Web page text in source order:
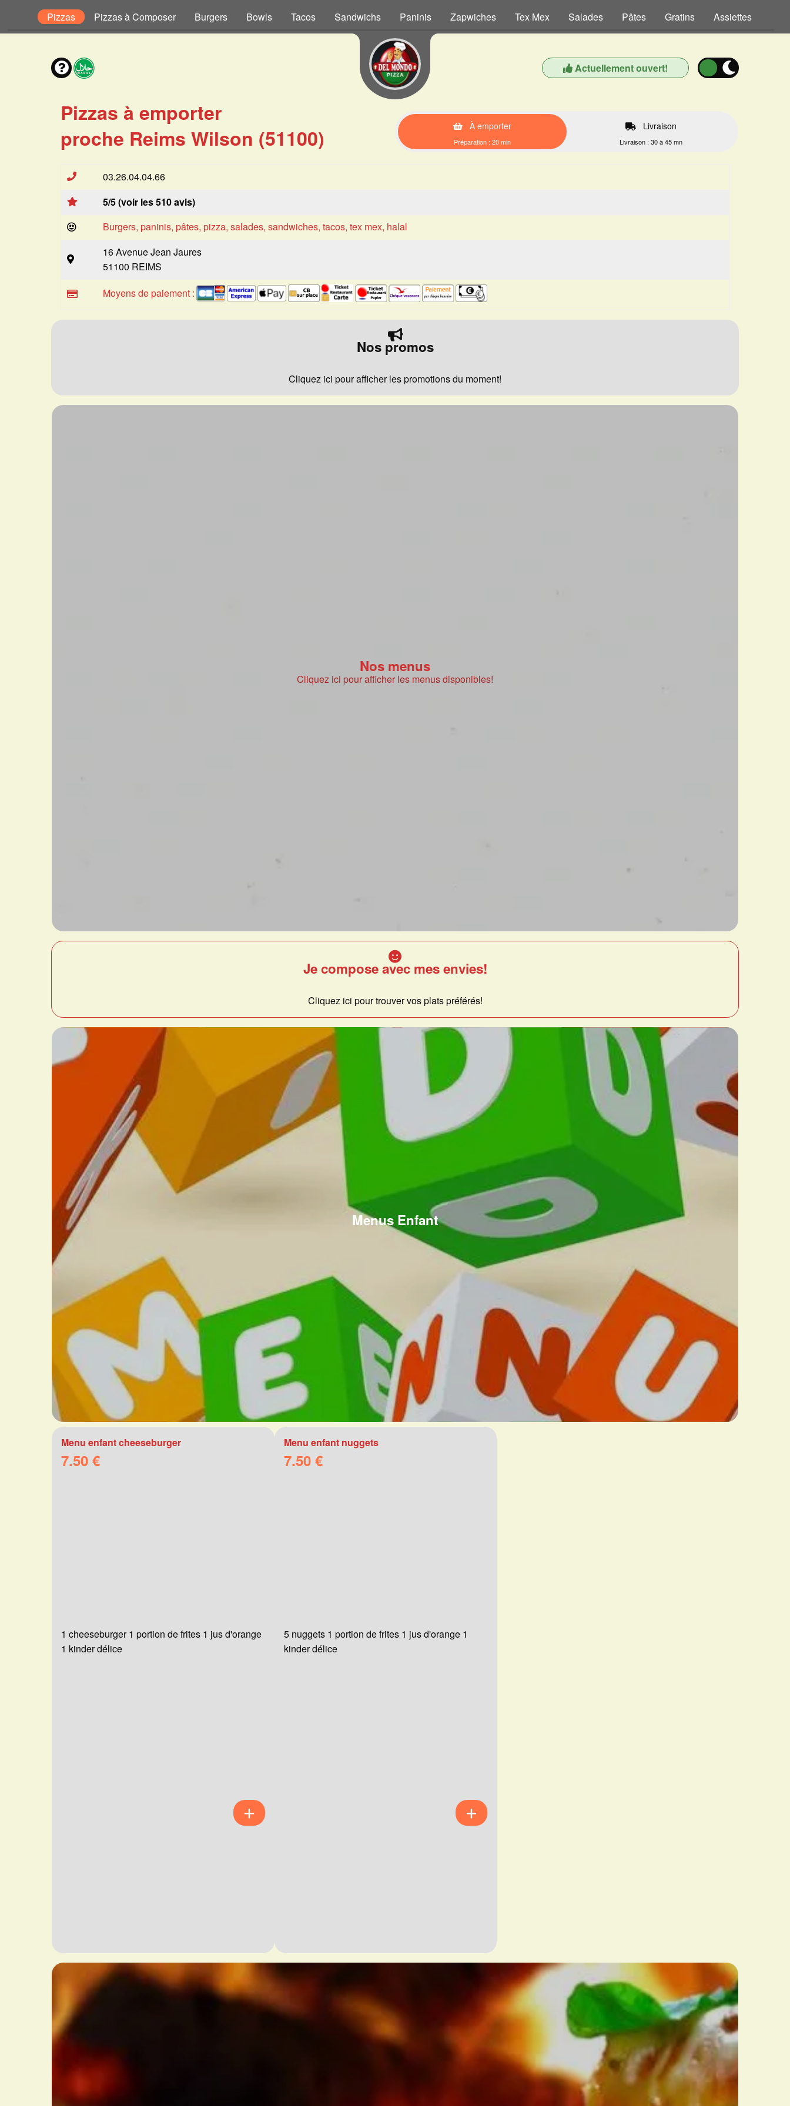
Pizzas Pizzas à Composer Burgers Bowls Tacos Sandwichs Paninis Zapwiches Tex Mex Salades Pâtes Gratins Assiettes
Actuellement ouvert!
Pizzas à emporter
proche Reims Wilson (51100)
À emporter
Préparation : 20 min
Livraison
Livraison : 30 à 45 mn
03.26.04.04.66
5/5 (voir les 510 avis)
Burgers, paninis, pâtes, pizza, salades, sandwiches, tacos, tex mex, halal
16 Avenue Jean Jaures
51100 REIMS
Moyens de paiement :
Nos promos
Cliquez ici pour afficher les promotions du moment!
Nos menus
Cliquez ici pour afficher les menus disponibles!
Je compose avec mes envies!
Cliquez ici pour trouver vos plats préférés!
Menus Enfant
Menu enfant cheeseburger
7.50 €
1 cheeseburger 1 portion de frites 1 jus d'orange
1 kinder délice
Menu enfant nuggets
7.50 €
5 nuggets 1 portion de frites 1 jus d'orange 1
kinder délice